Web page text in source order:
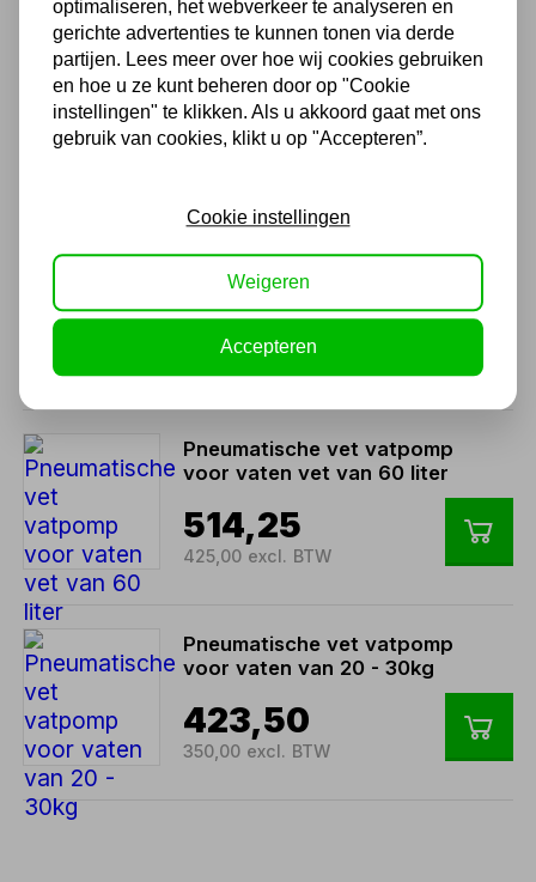
Pneumatische vatpomp 1:1
270mm
242,00
Pneumatische vatpomp 1:1
940mm
254,10
210,00 excl. BTW
Pneumatische vet vatpomp
voor vaten vet van 60 liter
514,25
425,00 excl. BTW
Pneumatische vet vatpomp
voor vaten van 20 - 30kg
423,50
350,00 excl. BTW
optimaliseren, het webverkeer te analyseren en
gerichte advertenties te kunnen tonen via derde
partijen. Lees meer over hoe wij cookies gebruiken
en hoe u ze kunt beheren door op "Cookie
instellingen" te klikken. Als u akkoord gaat met ons
gebruik van cookies, klikt u op "Accepteren”.
Cookie instellingen
Weigeren
Accepteren